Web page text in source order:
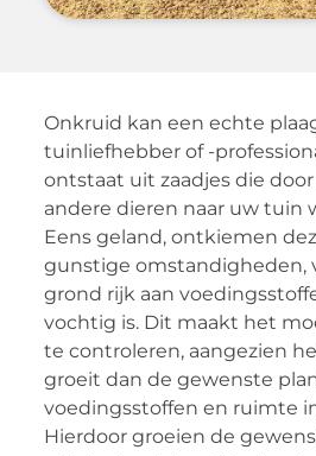
Onkruid kan een echte
tuinliefhebber of -
ontstaat uit zaadjes die
andere dieren naar uw tuin
Eens geland, ontkiemen
gunstige omstandigheden,
grond rijk aan
vochtig is. Dit maakt het
te controleren, aangezien
groeit dan de gewenste
voedingsstoffen en ruimte
Hierdoor groeien de